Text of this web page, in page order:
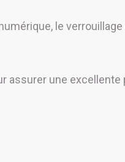
le
assurer une